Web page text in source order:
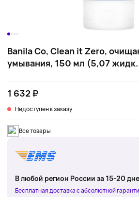
Banila Co, Clean it Zero,
умывания, 150 мл (5,07 жидк.
1 632 ₽
Недоступен к заказу
Все товары
В любой регион России за 15-20
Бесплатная доставка с абсолютной